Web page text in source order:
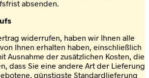
absenden.
widerrufen, haben wir Ihnen alle
Ihnen erhalten haben, einschließlich
Ausnahme der zusätzlichen Kosten, die
dass Sie eine andere Art der Lieferung
günstigste Standardlieferung